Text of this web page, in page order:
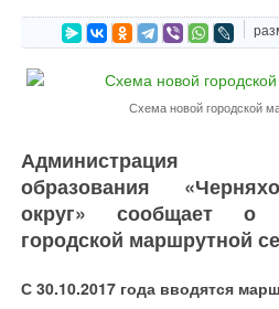
Схема новой городской
Администрация
образования
округ» сообщает о
городской маршрутной
С 30.10.2017 года вводятся